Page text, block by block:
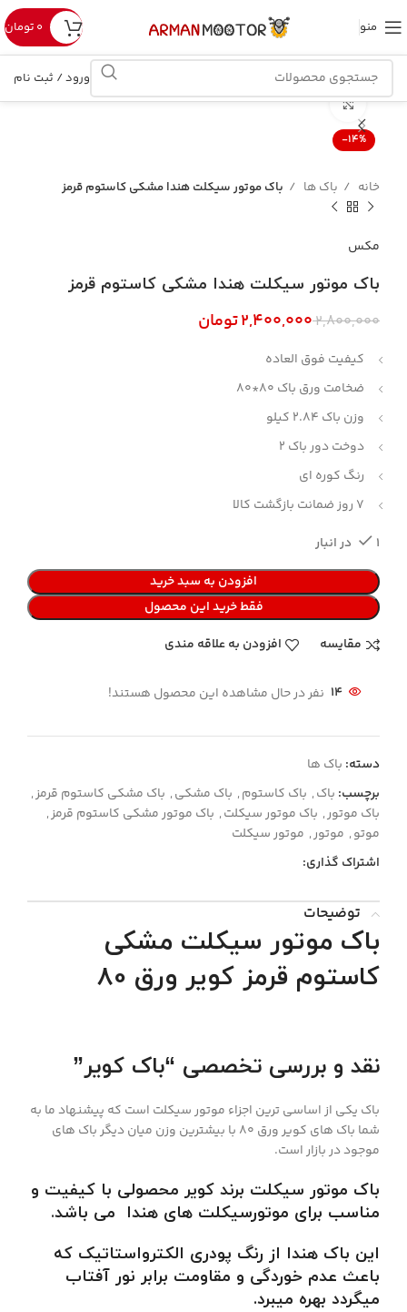
منو ۰ تومان
ورود / ثبت نام
-14%
بزرگنمایی تصویر
خانه باک ها باک موتور سیکلت هندا مشکی کاستوم قرمز
مکس
باک موتور سیکلت هندا مشکی کاستوم قرمز
۲,۸۰۰,۰۰۰۲,۴۰۰,۰۰۰تومان
کیفیت فوق العاده
ضخامت ورق باک 80*80
وزن باک 2.84 کیلو
دوخت دور باک 2
رنگ کوره ای
7 روز ضمانت بازگشت کالا
1 در انبار
افزودن به سبد خرید
فقط خرید این محصول
مقایسه
افزودن به علاقه مندی
14 نفر در حال مشاهده این محصول هستند!
دسته: باک ها
برچسب: باک, باک کاستوم, باک مشکی, باک مشکی کاستوم قرمز,
باک موتور, باک موتور سیکلت, باک موتور مشکی کاستوم قرمز,
موتو, موتور, موتور سیکلت
اشتراک گذاری:
توضیحات
باک موتور سیکلت مشکی
کاستوم قرمز کویر ورق 80
نقد و بررسی تخصصی “باک کویر”
باک یکی از اساسی ترین اجزاء موتور سیکلت است که پیشنهاد ما به
شما باک های کویر ورق 80 با بیشترین وزن میان دیگر باک های
موجود در بازار است.
باک موتور سیکلت برند کویر محصولی با کیفیت و
مناسب برای موتورسیکلت های هندا می باشد.
این باک هندا از رنگ پودری الکترواستاتیک که
باعث عدم خوردگی و مقاومت برابر نور آفتاب
میگردد بهره میبرد.